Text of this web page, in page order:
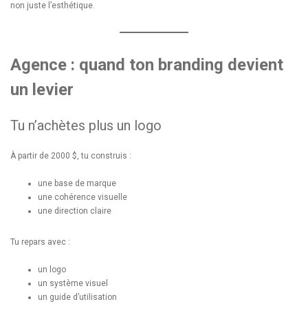
non juste l’esthétique.
Agence : quand ton branding devient
un levier
Tu n’achètes plus un logo
À partir de 2000 $, tu construis :
une base de marque
une cohérence visuelle
une direction claire
Tu repars avec :
un logo
un système visuel
un guide d’utilisation